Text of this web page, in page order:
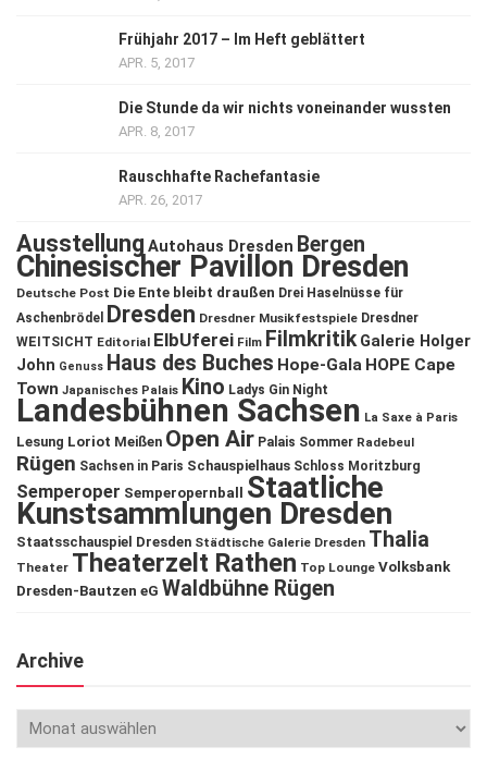
Frühjahr 2017 – Im Heft geblättert
APR. 5, 2017
Die Stunde da wir nichts voneinander wussten
APR. 8, 2017
Rauschhafte Rachefantasie
APR. 26, 2017
Ausstellung Autohaus Dresden Bergen
Chinesischer Pavillon Dresden
Deutsche Post Die Ente bleibt draußen Drei Haselnüsse für
Aschenbrödel
Dresden Dresdner Musikfestspiele Dresdner
WEITSICHT Editorial ElbUferei Film Filmkritik Galerie Holger
John Genuss Haus des Buches Hope-Gala HOPE Cape
Town Japanisches Palais Kino Ladys Gin Night
Landesbühnen Sachsen La Saxe à Paris
Lesung Loriot Meißen Open Air Palais Sommer Radebeul
Rügen Sachsen in Paris Schauspielhaus Schloss Moritzburg
Semperoper Semperopernball Staatliche
Kunstsammlungen Dresden
Staatsschauspiel Dresden Städtische Galerie Dresden Thalia
Theater Theaterzelt Rathen Top Lounge Volksbank
Dresden-Bautzen eG Waldbühne Rügen
Archive